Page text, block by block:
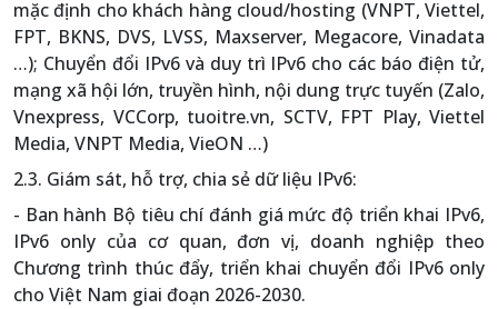
mặc định cho khách hàng cloud/hosting (VNPT, Viettel,
FPT, BKNS, DVS, LVSS, Maxserver, Megacore, Vinadata
…); Chuyển đổi IPv6 và duy trì IPv6 cho các báo điện tử,
mạng xã hội lớn, truyền hình, nội dung trực tuyến (Zalo,
Vnexpress, VCCorp, tuoitre.vn, SCTV, FPT Play, Viettel
Media, VNPT Media, VieON …)
2.3. Giám sát, hỗ trợ, chia sẻ dữ liệu IPv6:
- Ban hành Bộ tiêu chí đánh giá mức độ triển khai IPv6,
IPv6 only của cơ quan, đơn vị, doanh nghiệp theo
Chương trình thúc đẩy, triển khai chuyển đổi IPv6 only
cho Việt Nam giai đoạn 2026-2030.